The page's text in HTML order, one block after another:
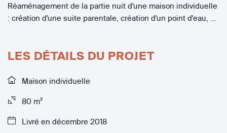
Réaménagement de la partie nuit d'une maison individuelle
: création d'une suite parentale, création d'un point d'eau, ...
LES DÉTAILS DU PROJET
Maison individuelle
80 m²
Livré en décembre 2018